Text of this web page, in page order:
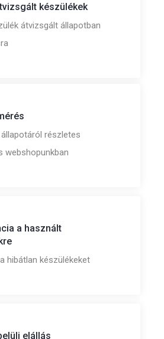
készülékek
átvizsgált állapotban
részletes
webshopunkban
a használt
hibátlan készülékeket
elállás